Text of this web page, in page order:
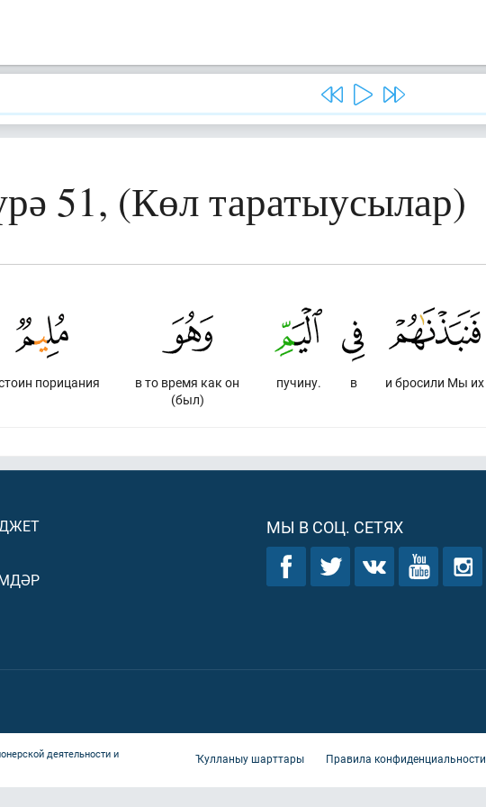
51, (Көл таратыусылар)
и бросили Мы их
в
пучину.
в то время как он
(был)
порицания
МЫ В СОЦ. СЕТЯХ
деятельности и
Ҡулланыу шарттары Правила конфиденциальности